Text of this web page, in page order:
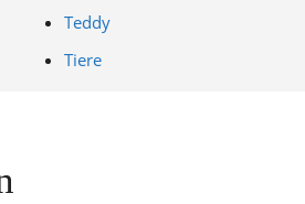
Teddy
Tiere